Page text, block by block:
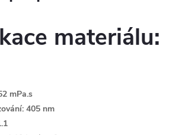
materiálu:
mPa.s
405 nm